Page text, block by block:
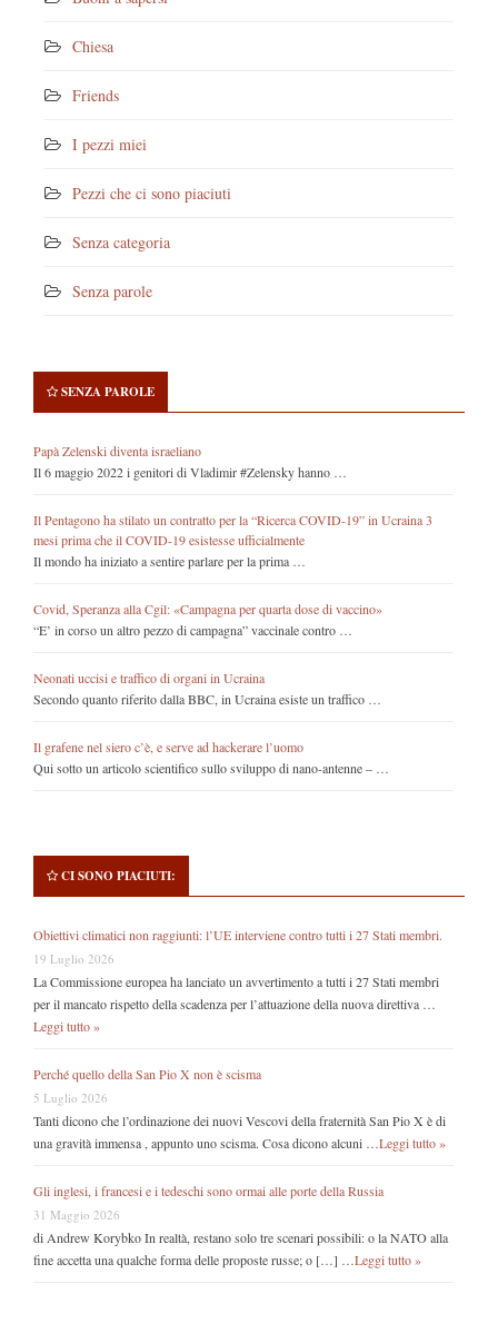
Chiesa
Friends
I pezzi miei
Pezzi che ci sono piaciuti
Senza categoria
Senza parole
SENZA PAROLE
Papà Zelenski diventa israeliano
Il 6 maggio 2022 i genitori di Vladimir #Zelensky hanno …
Il Pentagono ha stilato un contratto per la “Ricerca COVID-19” in Ucraina 3
mesi prima che il COVID-19 esistesse ufficialmente
Il mondo ha iniziato a sentire parlare per la prima …
Covid, Speranza alla Cgil: «Campagna per quarta dose di vaccino»
“E’ in corso un altro pezzo di campagna” vaccinale contro …
Neonati uccisi e traffico di organi in Ucraina
Secondo quanto riferito dalla BBC, in Ucraina esiste un traffico …
Il grafene nel siero c’è, e serve ad hackerare l’uomo
Qui sotto un articolo scientifico sullo sviluppo di nano-antenne – …
CI SONO PIACIUTI:
Obiettivi climatici non raggiunti: l’UE interviene contro tutti i 27 Stati membri.
19 Luglio 2026
La Commissione europea ha lanciato un avvertimento a tutti i 27 Stati membri
per il mancato rispetto della scadenza per l’attuazione della nuova direttiva …
Leggi tutto »
Perché quello della San Pio X non è scisma
5 Luglio 2026
Tanti dicono che l’ordinazione dei nuovi Vescovi della fraternità San Pio X è di
una gravità immensa , appunto uno scisma. Cosa dicono alcuni … Leggi tutto »
Gli inglesi, i francesi e i tedeschi sono ormai alle porte della Russia
31 Maggio 2026
di Andrew Korybko In realtà, restano solo tre scenari possibili: o la NATO alla
fine accetta una qualche forma delle proposte russe; o […] … Leggi tutto »